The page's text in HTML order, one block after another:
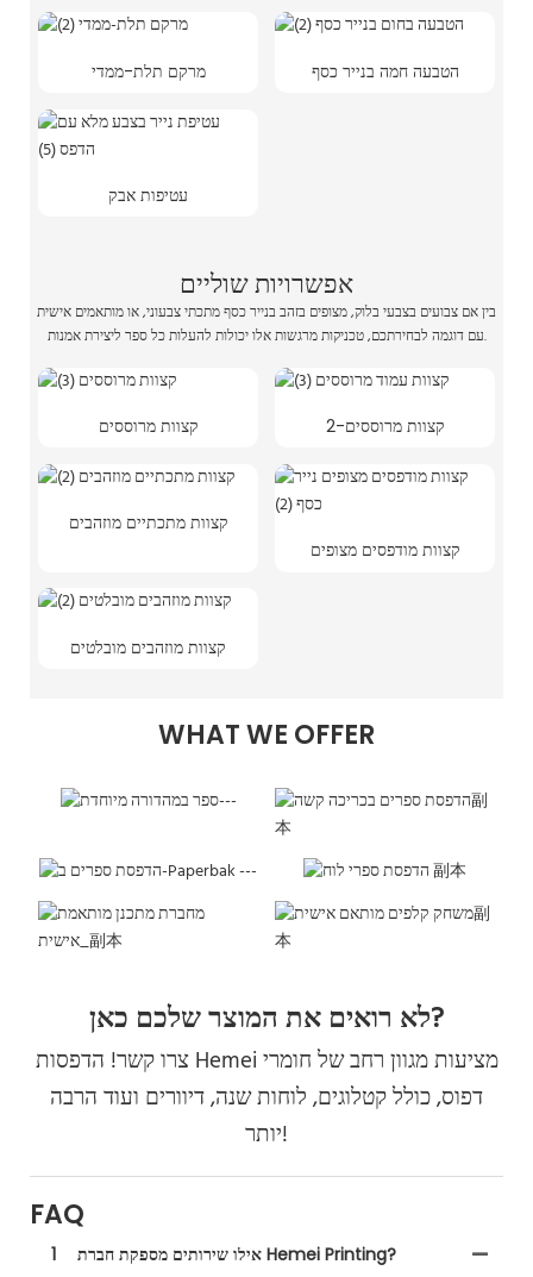
מרקם תלת-ממדי הטבעה חמה בנייר כסף
עטיפות אבק
אפשרויות שוליים
בין אם צבועים בצבעי בלוק, מצופים בזהב בנייר כסף מתכתי צבעוני, או מותאמים אישית
עם דוגמה לבחירתכם, טכניקות מרגשות אלו יכולות להעלות כל ספר ליצירת אמנות.
קצוות מרוססים קצוות מרוססים-2
קצוות מתכתיים מוזהבים
קצוות מודפסים מצופים
קצוות מוזהבים מובלטים
WHAT WE OFFER
לא רואים את המוצר שלכם כאן?
צרו קשר! הדפסות Hemei מציעות מגוון רחב של חומרי
דפוס, כולל קטלוגים, לוחות שנה, דיוורים ועוד הרבה
יותר!
FAQ
1
אילו שירותים מספקת חברת Hemei Printing?